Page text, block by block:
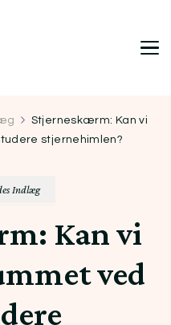
Stjerneskærm: Kan vi
stjernehimlen?
Indlæg
Kan vi
ved